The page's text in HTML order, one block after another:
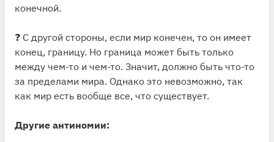
конечной.
❓ С другой стороны, если мир конечен, то он имеет
конец, границу. Но граница может быть только
между чем-то и чем-то. Значит, должно быть что-то
за пределами мира. Однако это невозможно, так
как мир есть вообще все, что существует.
Другие антиномии: